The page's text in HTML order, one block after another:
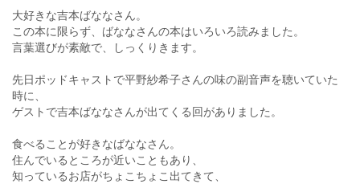
大好きな吉本ばななさん。
この本に限らず、ばななさんの本はいろいろ読みました。
言葉選びが素敵で、しっくりきます。
先日ポッドキャストで平野紗希子さんの味の副音声を聴いていた
時に、
ゲストで吉本ばななさんが出てくる回がありました。
食べることが好きなばななさん。
住んでいるところが近いこともあり、
知っているお店がちょこちょこ出てきて、